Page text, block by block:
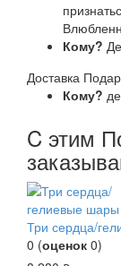
Кому?
Доставка
Кому?
C этим
Три сердца/
0 (оценок 0)